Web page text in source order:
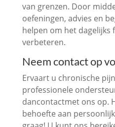
van grenzen. Door
oefeningen, advies en
helpen om het dagelijks
verbeteren.
Neem contact op
Ervaart u chronische
professionele
dancontactmet ons op.
behoefte aan